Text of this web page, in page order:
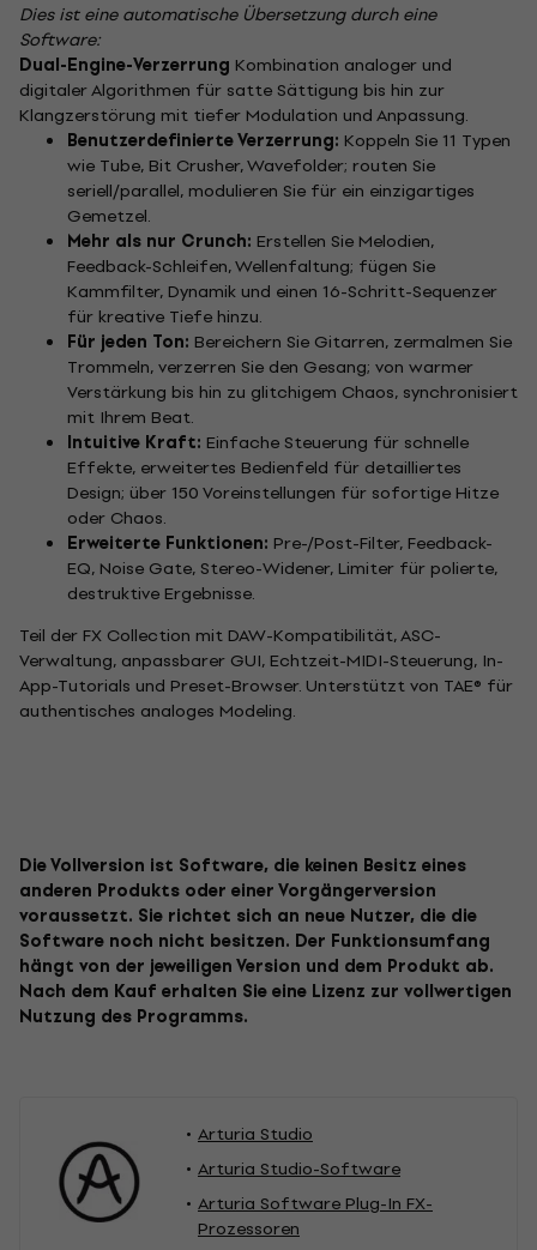
Dies ist eine automatische Übersetzung durch eine
Software:
Dual-Engine-Verzerrung Kombination analoger und
digitaler Algorithmen für satte Sättigung bis hin zur
Klangzerstörung mit tiefer Modulation und Anpassung.
Benutzerdefinierte Verzerrung: Koppeln Sie 11 Typen
wie Tube, Bit Crusher, Wavefolder; routen Sie
seriell/parallel, modulieren Sie für ein einzigartiges
Gemetzel.
Mehr als nur Crunch: Erstellen Sie Melodien,
Feedback-Schleifen, Wellenfaltung; fügen Sie
Kammfilter, Dynamik und einen 16-Schritt-Sequenzer
für kreative Tiefe hinzu.
Für jeden Ton: Bereichern Sie Gitarren, zermalmen Sie
Trommeln, verzerren Sie den Gesang; von warmer
Verstärkung bis hin zu glitchigem Chaos, synchronisiert
mit Ihrem Beat.
Intuitive Kraft: Einfache Steuerung für schnelle
Effekte, erweitertes Bedienfeld für detailliertes
Design; über 150 Voreinstellungen für sofortige Hitze
oder Chaos.
Erweiterte Funktionen: Pre-/Post-Filter, Feedback-
EQ, Noise Gate, Stereo-Widener, Limiter für polierte,
destruktive Ergebnisse.
Teil der FX Collection mit DAW-Kompatibilität, ASC-
Verwaltung, anpassbarer GUI, Echtzeit-MIDI-Steuerung, In-
App-Tutorials und Preset-Browser. Unterstützt von TAE® für
authentisches analoges Modeling.
Die Vollversion ist Software, die keinen Besitz eines
anderen Produkts oder einer Vorgängerversion
voraussetzt. Sie richtet sich an neue Nutzer, die die
Software noch nicht besitzen. Der Funktionsumfang
hängt von der jeweiligen Version und dem Produkt ab.
Nach dem Kauf erhalten Sie eine Lizenz zur vollwertigen
Nutzung des Programms.
Arturia Studio
Arturia Studio-Software
Arturia Software Plug-In FX-
Prozessoren